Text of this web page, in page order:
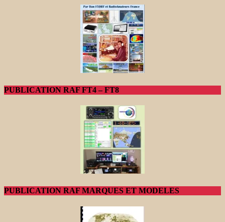
PUBLICATION RAF FT4 – FT8
PUBLICATION RAF MARQUES ET MODELES